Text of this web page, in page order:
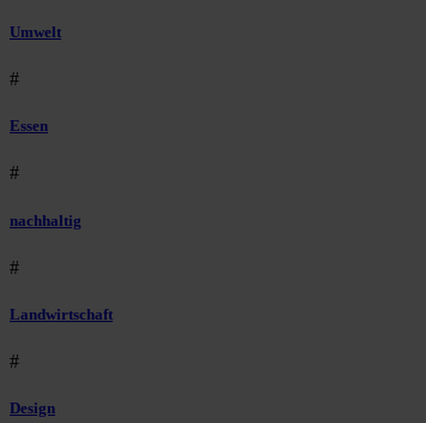
Umwelt
#
Essen
#
nachhaltig
#
Landwirtschaft
#
Design